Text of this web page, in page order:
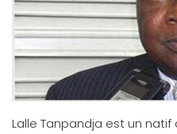
Lalle Tanpandja est un natif